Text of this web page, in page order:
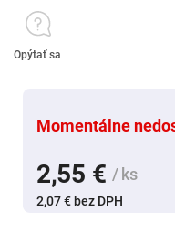
2,55 € / ks
2,07 € bez DPH
Momentálne
Opýtať sa